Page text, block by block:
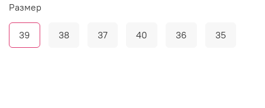
Размер
39 38 37 40 36 35